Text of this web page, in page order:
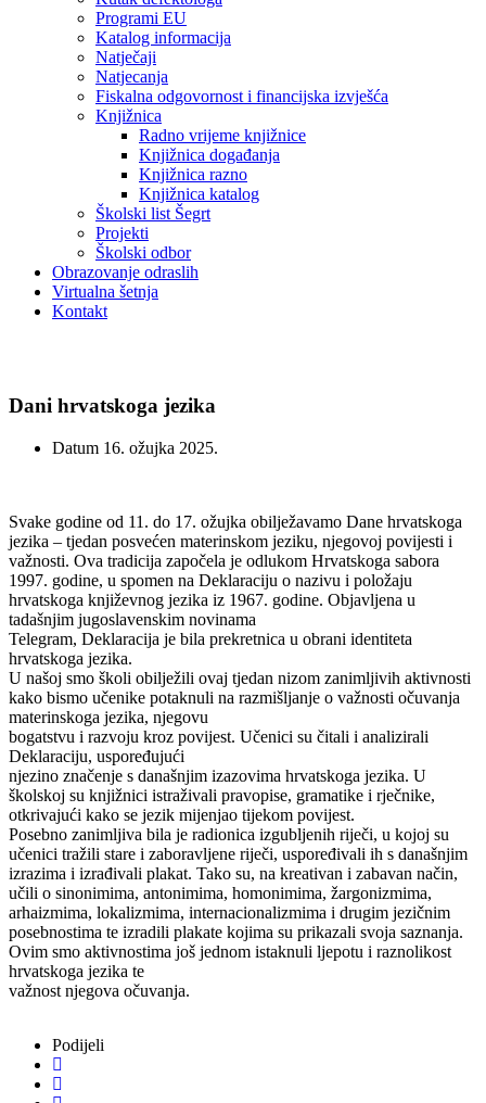
Programi EU
Katalog informacija
Natječaji
Natjecanja
Fiskalna odgovornost i financijska izvješća
Knjižnica
Radno vrijeme knjižnice
Knjižnica događanja
Knjižnica razno
Knjižnica katalog
Školski list Šegrt
Projekti
Školski odbor
Obrazovanje odraslih
Virtualna šetnja
Kontakt
Dani hrvatskoga jezika
Datum 16. ožujka 2025.
Svake godine od 11. do 17. ožujka obilježavamo Dane hrvatskoga
jezika – tjedan posvećen materinskom jeziku, njegovoj povijesti i
važnosti. Ova tradicija započela je odlukom Hrvatskoga sabora
1997. godine, u spomen na Deklaraciju o nazivu i položaju
hrvatskoga književnog jezika iz 1967. godine. Objavljena u
tadašnjim jugoslavenskim novinama
Telegram, Deklaracija je bila prekretnica u obrani identiteta
hrvatskoga jezika.
U našoj smo školi obilježili ovaj tjedan nizom zanimljivih aktivnosti
kako bismo učenike potaknuli na razmišljanje o važnosti očuvanja
materinskoga jezika, njegovu
bogatstvu i razvoju kroz povijest. Učenici su čitali i analizirali
Deklaraciju, uspoređujući
njezino značenje s današnjim izazovima hrvatskoga jezika. U
školskoj su knjižnici istraživali pravopise, gramatike i rječnike,
otkrivajući kako se jezik mijenjao tijekom povijest.
Posebno zanimljiva bila je radionica izgubljenih riječi, u kojoj su
učenici tražili stare i zaboravljene riječi, uspoređivali ih s današnjim
izrazima i izrađivali plakat. Tako su, na kreativan i zabavan način,
učili o sinonimima, antonimima, homonimima, žargonizmima,
arhaizmima, lokalizmima, internacionalizmima i drugim jezičnim
posebnostima te izradili plakate kojima su prikazali svoja saznanja.
Ovim smo aktivnostima još jednom istaknuli ljepotu i raznolikost
hrvatskoga jezika te
važnost njegova očuvanja.
Podijeli